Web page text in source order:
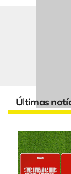
Últimas